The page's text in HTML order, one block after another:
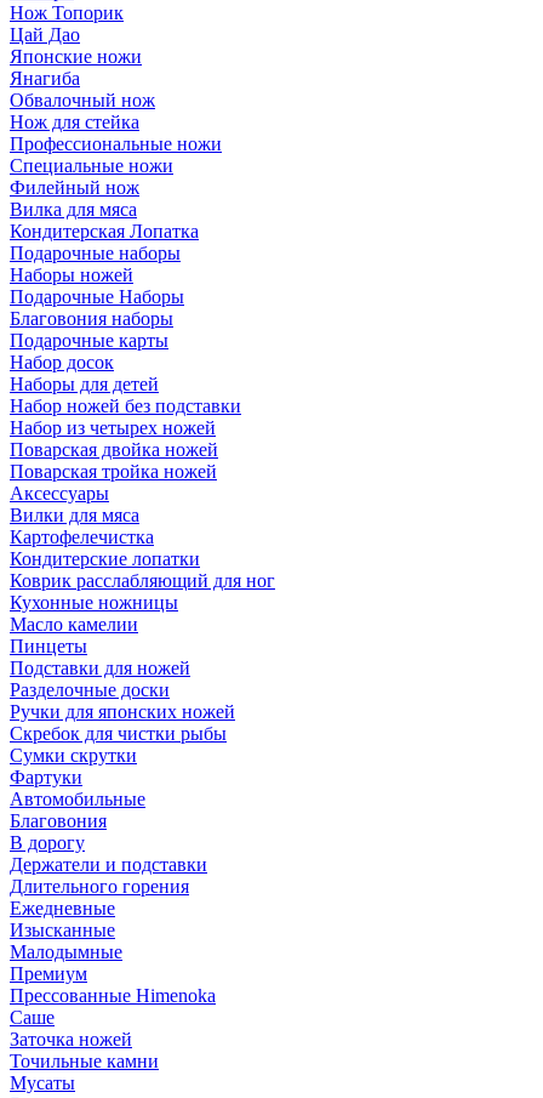
Нож Топорик
Цай Дао
Японские ножи
Янагиба
Обвалочный нож
Нож для стейка
Профессиональные ножи
Специальные ножи
Филейный нож
Вилка для мяса
Кондитерская Лопатка
Подарочные наборы
Наборы ножей
Подарочные Наборы
Благовония наборы
Подарочные карты
Набор досок
Наборы для детей
Набор ножей без подставки
Набор из четырех ножей
Поварская двойка ножей
Поварская тройка ножей
Аксессуары
Вилки для мяса
Картофелечистка
Кондитерские лопатки
Коврик расслабляющий для ног
Кухонные ножницы
Масло камелии
Пинцеты
Подставки для ножей
Разделочные доски
Ручки для японских ножей
Скребок для чистки рыбы
Сумки скрутки
Фартуки
Автомобильные
Благовония
В дорогу
Держатели и подставки
Длительного горения
Ежедневные
Изысканные
Малодымные
Премиум
Прессованные Himenoka
Саше
Заточка ножей
Точильные камни
Мусаты